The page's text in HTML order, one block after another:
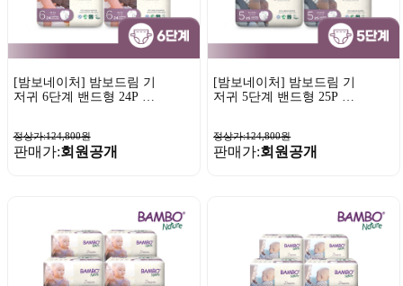
[밤보네이처] 밤보드림 기
저귀 6단계 밴드형 24P x
정상가:124,800원
판매가:회원공개
[밤보네이처] 밤보드림 기
저귀 5단계 밴드형 25P x
정상가:124,800원
판매가:회원공개